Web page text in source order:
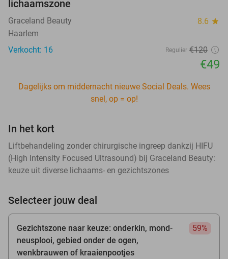
lichaamszone
Graceland Beauty 8.6 star
Haarlem
Verkocht: 16
Regulier €120
€49
Dagelijks om middernacht nieuwe Social Deals. Wees
snel, op = op!
In het kort
Liftbehandeling zonder chirurgische ingreep dankzij HIFU
(High Intensity Focused Ultrasound) bij Graceland Beauty:
keuze uit diverse lichaams- en gezichtszones
Selecteer jouw deal
Gezichtszone naar keuze: onderkin, mond-
neusplooi, gebied onder de ogen,
wenkbrauwen of kraaienpootjes
59%